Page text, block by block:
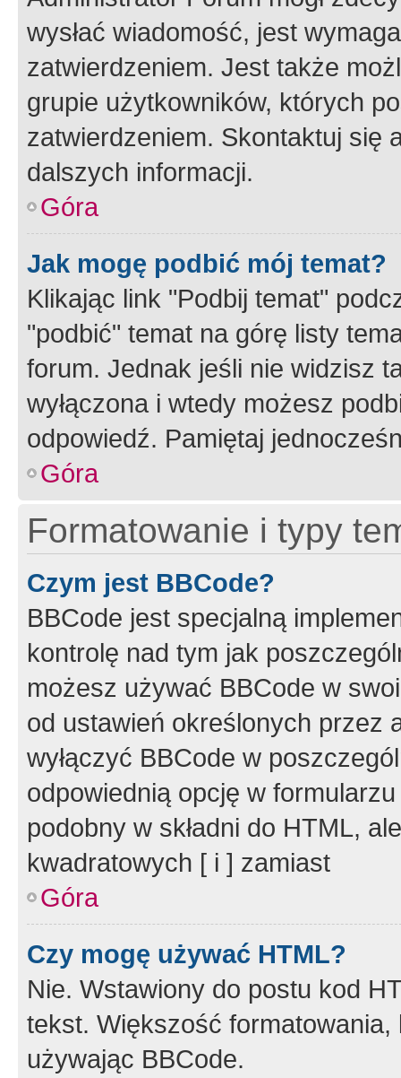
wysłać wiadomość, jest
zatwierdzeniem. Jest także
grupie użytkowników, których
zatwierdzeniem. Skontaktuj się
dalszych informacji.
Góra
Jak mogę podbić mój temat?
Klikając link "Podbij temat"
"podbić" temat na górę listy
forum. Jednak jeśli nie widzisz
wyłączona i wtedy możesz
odpowiedź. Pamiętaj
Góra
Formatowanie i typy
Czym jest BBCode?
BBCode jest specjalną
kontrolę nad tym jak
możesz używać BBCode w
od ustawień określonych przez
wyłączyć BBCode w
odpowiednią opcję w
podobny w składni do HTML,
kwadratowych [ i ] zamiast
Góra
Czy mogę używać HTML?
Nie. Wstawiony do postu kod
tekst. Większość
używając BBCode.